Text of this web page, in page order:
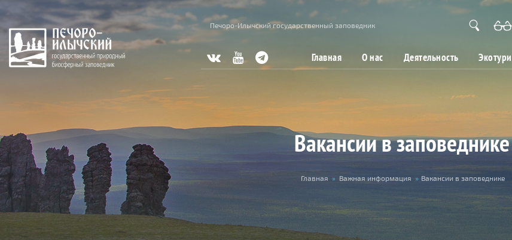
Перейти к основному содержанию
Печоро-Илычский государственный заповедник
Главная О нас Деятельность
Вакансии в заповеднике
Вы здесь Главная » Важная информация » Вакансии в заповеднике